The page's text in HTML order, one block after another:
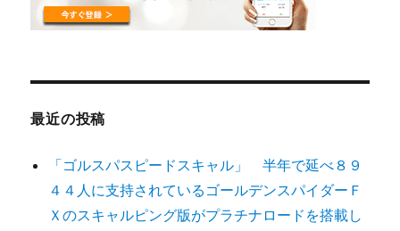
最近の投稿
「ゴルスパスピードスキャル」 半年で延べ８９
４４人に支持されているゴールデンスパイダーＦ
Ｘのスキャルピング版がプラチナロードを搭載し